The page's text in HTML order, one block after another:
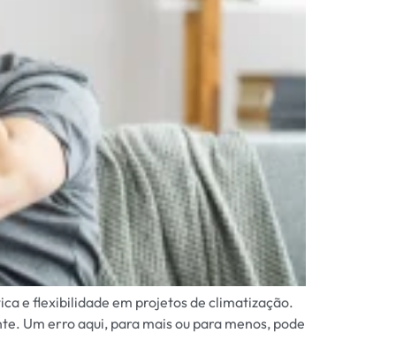
e flexibilidade em projetos de climatização.
Um erro aqui, para mais ou para menos, pode